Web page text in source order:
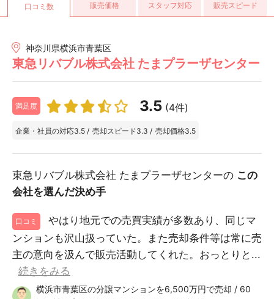
口コミ数 販売価格 スタッフ対応 販売スピード
神奈川県横浜市青葉区
東急リバブル株式会社 たまプラーザセンター
満足度 3.5 (4件)
企業・社員の対応3.5 / 売却スピード3.3 / 売却価格3.5
東急リバブル株式会社 たまプラーザセンターの この
会社を選んだ決め手
口コミ
やはり地元での売買実績が多数あり、同じマ
ンションも沢山扱っていた。また売却条件等は常に売
主の意向を汲んで販売活動してくれた。おっとりと...
続きをみる
横浜市青葉区の分譲マンションを6,500万円で売却 / 60